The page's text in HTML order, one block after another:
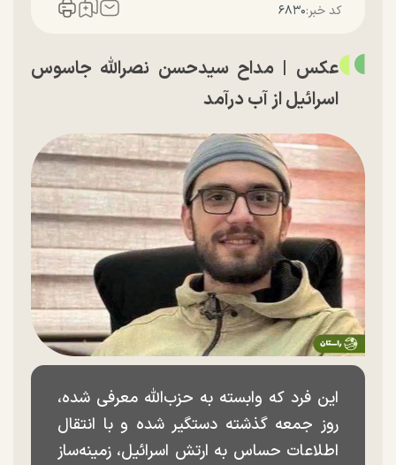
کد خبر:۶۸۳۰
عکس | مداح سیدحسن نصرالله جاسوس
اسرائیل از آب درآمد
این فرد که وابسته به حزب‌الله معرفی شده،
روز جمعه گذشته دستگیر شده و با انتقال
اطلاعات حساس به ارتش اسرائیل، زمینه‌ساز